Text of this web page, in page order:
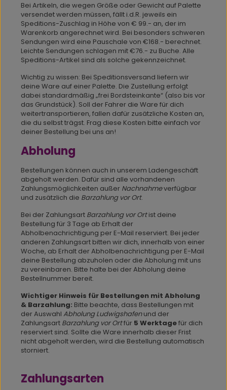
Bei Artikeln, die wegen Größe oder Gewicht auf Palette
versendet werden müssen, fällt i.d.R. jeweils ein
Speditions-Zuschlag in Höhe von € 99.- an, der im
Warenkorb angerechnet wird. Bei besonders schweren
Sendungen wird eine Pauschale von €168.- berechnet.
Leichte Sendungen schlagen mit €76.- zu Buche. Alle
Speditions-Artikel sind als solche gekennzeichnet.
Wichtig zu wissen: Bei Speditionsversand liefern wir
deine Ware auf einer Palette. Die Zustellung erfolgt
dabei standardmäßig „frei Bordsteinkante“ (also bis vor
das Grundstück). Soll der Fahrer die Ware für dich
weitertransportieren, fallen dafür zusätzliche Kosten an,
die du selbst trägst. Frag diese Kosten bitte einfach vor
deiner Bestellung bei uns an!
Abholung
Bestellungen können auch in unserem Ladengeschäft
abgeholt werden. Dafür sind alle vorhandenen
Zahlungsmöglichkeiten außer Nachnahmeverfügbar
und zusätzlich die Barzahlung vor Ort.
Bei der Zahlungsart Barzahlung vor Ortist deine
Bestellung für 3 Tage ab Erhalt der
Abholbenachrichtigung per E-Mail reserviert. Bei jeder
anderen Zahlungsart bitten wir dich, innerhalb von einer
Woche, ab Erhalt der Abholbenachrichtigung per E-Mail
deine Bestellung abzuholen oder die Abholung mit uns
zu vereinbaren. Bitte halte bei der Abholung deine
Bestellnummer bereit.
Wichtiger Hinweis für Bestellungen mit Abholung
& Barzahlung: Bitte beachte, dass Bestellungen mit
der Auswahl Abholung Ludwigshafenund der
Zahlungsart Barzahlung vor Ortfür 5 Werktagefür dich
reserviert sind. Sollte die Ware innerhalb dieser Frist
nicht abgeholt werden, wird die Bestellung automatisch
storniert.
Zahlungsarten